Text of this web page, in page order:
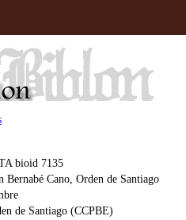
bioid 7135
Bernabé Cano, Orden de Santiago
de Santiago (CCPBE)